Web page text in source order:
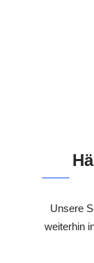
Unsere
weiterhin